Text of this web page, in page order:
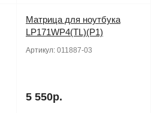
Матрица для ноутбука
LP171WP4(TL)(P1)
Артикул: 011887-03
5 550р.